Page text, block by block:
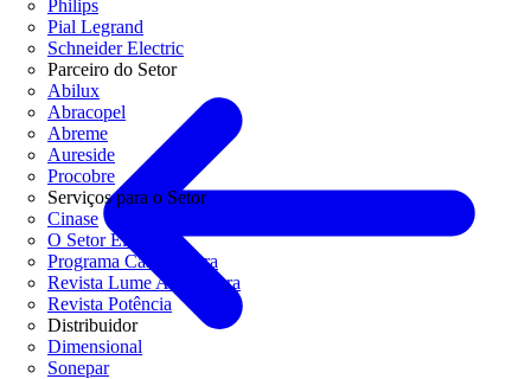
Philips
Pial Legrand
Schneider Electric
Parceiro do Setor
Abilux
Abracopel
Abreme
Aureside
Procobre
Serviços para o Setor
Cinase
O Setor Elétrico
Programa Casa Segura
Revista Lume Arquitetura
Revista Potência
Distribuidor
Dimensional
Sonepar